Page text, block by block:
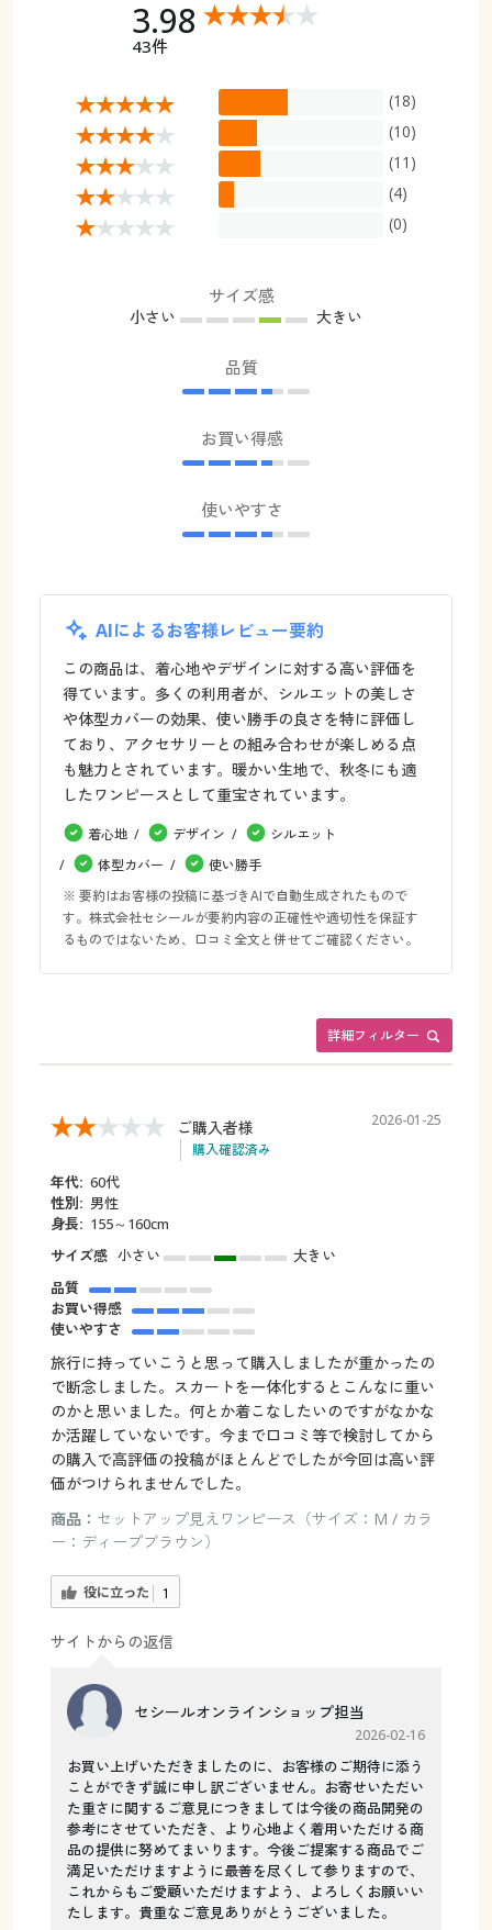
3.98
43件
(18)
(10)
(11)
(4)
(0)
サイズ感
小さい 大きい
品質
お買い得感
使いやすさ
AIによるお客様レビュー要約
この商品は、着心地やデザインに対する高い評価を
得ています。多くの利用者が、シルエットの美しさ
や体型カバーの効果、使い勝手の良さを特に評価し
ており、アクセサリーとの組み合わせが楽しめる点
も魅力とされています。暖かい生地で、秋冬にも適
したワンピースとして重宝されています。
着心地 デザイン
シルエット
体型カバー
使い勝手
※ 要約はお客様の投稿に基づきAIで自動生成されたもので
す。株式会社セシールが要約内容の正確性や適切性を保証す
るものではないため、口コミ全文と併せてご確認ください。
詳細フィルター
ご購入者様
購入確認済み
2026-01-25
年代: 60代
性別: 男性
身長: 155～160cm
サイズ感 小さい
大きい
品質
お買い得感
使いやすさ
旅行に持っていこうと思って購入しましたが重かったの
で断念しました。スカートを一体化するとこんなに重い
のかと思いました。何とか着こなしたいのですがなかな
か活躍していないです。今まで口コミ等で検討してから
の購入で高評価の投稿がほとんどでしたが今回は高い評
価がつけられませんでした。
商品： セットアップ見えワンピース（サイズ：M / カラ
ー：ディープブラウン）
役に立った 1
サイトからの返信
セシールオンラインショップ担当
2026-02-16
お買い上げいただきましたのに、お客様のご期待に添う
ことができず誠に申し訳ございません。お寄せいただい
た重さに関するご意見につきましては今後の商品開発の
参考にさせていただき、より心地よく着用いただける商
品の提供に努めてまいります。今後ご提案する商品でご
満足いただけますように最善を尽くして参りますので、
これからもご愛顧いただけますよう、よろしくお願いい
たします。貴重なご意見ありがとうございました。